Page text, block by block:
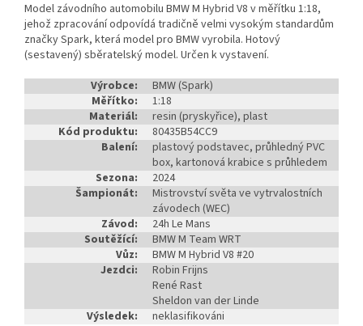
Model závodního automobilu BMW M Hybrid V8 v měřítku 1:18,
jehož zpracování odpovídá tradičně velmi vysokým standardům
značky Spark, která model pro BMW vyrobila. Hotový
(sestavený) sběratelský model. Určen k vystavení.
Výrobce:
BMW (Spark)
Měřítko:
1:18
Materiál:
resin (pryskyřice), plast
Kód produktu:
80435B54CC9
Balení:
plastový podstavec, průhledný PVC
box, kartonová krabice s průhledem
Sezona:
2024
Šampionát:
Mistrovství světa ve vytrvalostních
závodech (WEC)
Závod:
24h Le Mans
Soutěžící:
BMW M Team WRT
Vůz:
BMW M Hybrid V8 #20
Jezdci:
Robin Frijns
René Rast
Sheldon van der Linde
Výsledek:
neklasifikováni